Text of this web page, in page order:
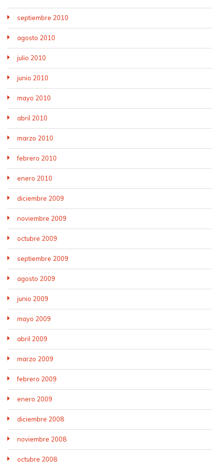
septiembre 2010
agosto 2010
julio 2010
junio 2010
mayo 2010
abril 2010
marzo 2010
febrero 2010
enero 2010
diciembre 2009
noviembre 2009
octubre 2009
septiembre 2009
agosto 2009
junio 2009
mayo 2009
abril 2009
marzo 2009
febrero 2009
enero 2009
diciembre 2008
noviembre 2008
octubre 2008